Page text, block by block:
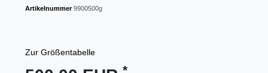
Artikelnummer9900500g
Zur Größentabelle
*